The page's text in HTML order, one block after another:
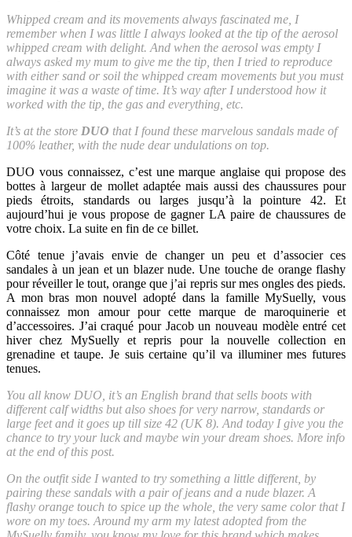
Whipped cream and its movements always fascinated me, I
remember when I was little I always looked at the tip of the aerosol
whipped cream with delight. And when the aerosol was empty I
always asked my mum to give me the tip, then I tried to reproduce
with either sand or soil the whipped cream movements but you must
imagine it was a waste of time. It’s way after I understood how it
worked with the tip, the gas and everything, etc.
It’s at the store DUO that I found these marvelous sandals made of
100% leather, with the nude dear undulations on top.
DUO vous connaissez, c’est une marque anglaise qui propose des
bottes à largeur de mollet adaptée mais aussi des chaussures pour
pieds étroits, standards ou larges jusqu’à la pointure 42. Et
aujourd’hui je vous propose de gagner LA paire de chaussures de
votre choix. La suite en fin de ce billet.
Côté tenue j’avais envie de changer un peu et d’associer ces
sandales à un jean et un blazer nude. Une touche de orange flashy
pour réveiller le tout, orange que j’ai repris sur mes ongles des pieds.
A mon bras mon nouvel adopté dans la famille MySuelly, vous
connaissez mon amour pour cette marque de maroquinerie et
d’accessoires. J’ai craqué pour Jacob un nouveau modèle entré cet
hiver chez MySuelly et repris pour la nouvelle collection en
grenadine et taupe. Je suis certaine qu’il va illuminer mes futures
tenues.
You all know DUO, it’s an English brand that sells boots with
different calf widths but also shoes for very narrow, standards or
large feet and it goes up till size 42 (UK 8). And today I give you the
chance to try your luck and maybe win your dream shoes. More info
at the end of this post.
On the outfit side I wanted to try something a little different, by
pairing these sandals with a pair of jeans and a nude blazer. A
flashy orange touch to spice up the whole, the very same color that I
wore on my toes. Around my arm my latest adopted from the